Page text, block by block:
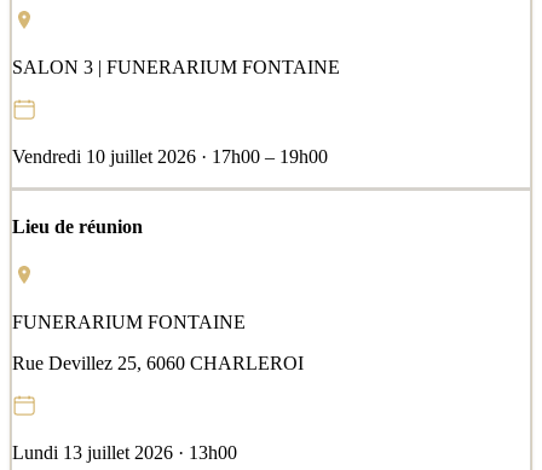
SALON 3 | FUNERARIUM FONTAINE
Vendredi 10 juillet 2026 · 17h00 – 19h00
Lieu de réunion
FUNERARIUM FONTAINE
Rue Devillez 25, 6060 CHARLEROI
Lundi 13 juillet 2026 · 13h00